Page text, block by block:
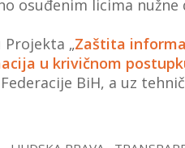
osuđenim licima
„Zaštita
u krivičnom
BiH, a uz